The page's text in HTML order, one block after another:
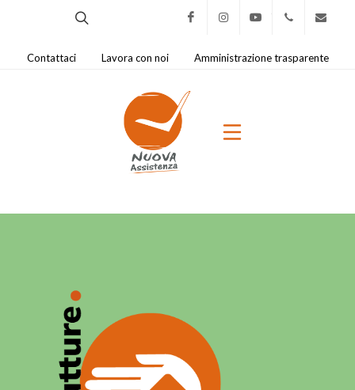
Contattaci Lavora con noi Amministrazione trasparente
FacebookInstagramYoutube